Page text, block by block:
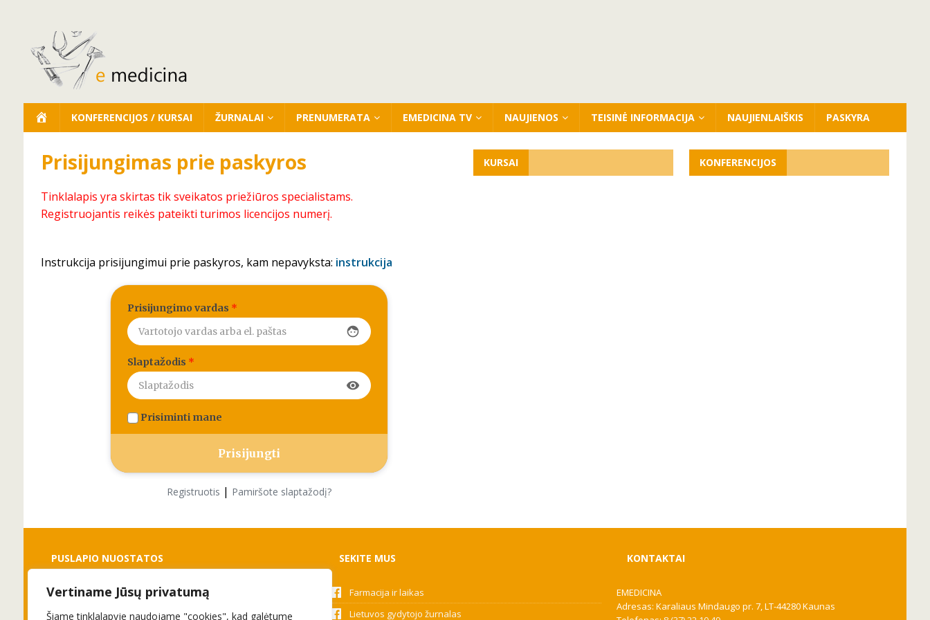
Vertiname Jūsų privatumą
Šiame tinklalapyje naudojame "cookies", kad galėtume
KONFERENCIJOS / KURSAI ŽURNALAI PRENUMERATA EMEDICINA TV NAUJIENOS TEISINĖ INFORMACIJA NAUJIENLAIŠKIS PASKYRA
Prisijungimas prie paskyros
Tinklalapis yra skirtas tik sveikatos priežiūros specialistams.
Registruojantis reikės pateikti turimos licencijos numerį.
Instrukcija prisijungimui prie paskyros, kam nepavyksta: instrukcija
Prisijungimo vardas *
face
Slaptažodis *
visibility
Prisiminti mane
Registruotis | Pamiršote slaptažodį?
KURSAI KONFERENCIJOS
PUSLAPIO NUOSTATOS
Slapukai
Privatumo politika
SEKITE MUS
Farmacija ir laikas
Lietuvos gydytojo žurnalas
KONTAKTAI
EMEDICINA
Adresas: Karaliaus Mindaugo pr. 7, LT-44280 Kaunas